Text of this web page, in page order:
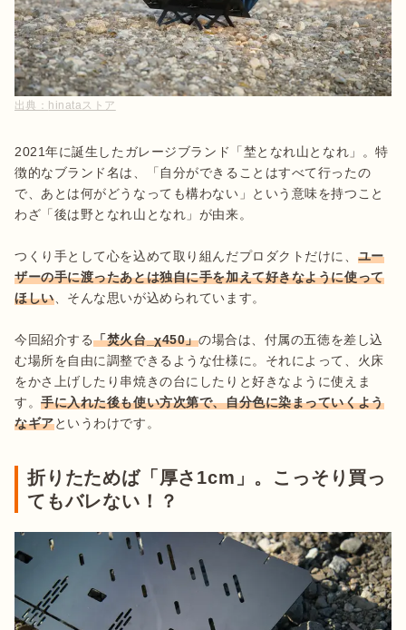
出典： hinataストア
2021年に誕生したガレージブランド「埜となれ山となれ」。特
徴的なブランド名は、「自分ができることはすべて行ったの
で、あとは何がどうなっても構わない」という意味を持つこと
わざ「後は野となれ山となれ」が由来。
つくり手として心を込めて取り組んだプロダクトだけに、 ユー
ザーの手に渡ったあとは独自に手を加えて好きなように使って
ほしい、そんな思いが込められています。
今回紹介する「焚火台_χ450」の場合は、付属の五徳を差し込
む場所を自由に調整できるような仕様に。それによって、火床
をかさ上げしたり串焼きの台にしたりと好きなように使えま
す。手に入れた後も使い方次第で、自分色に染まっていくよう
なギアというわけです。
折りたためば「厚さ1cm」。こっそり買っ
てもバレない！？